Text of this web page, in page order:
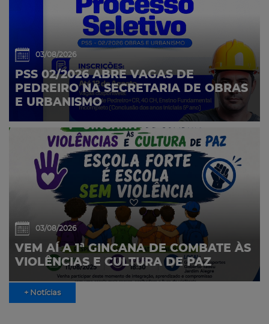
03/08/2026
PSS 02/2026 ABRE VAGAS DE
PEDREIRO NA SECRETARIA DE OBRAS
E URBANISMO
03/08/2026
VEM AÍ A 1ª GINCANA DE COMBATE ÀS
VIOLÊNCIAS E CULTURA DE PAZ
+ Notícias